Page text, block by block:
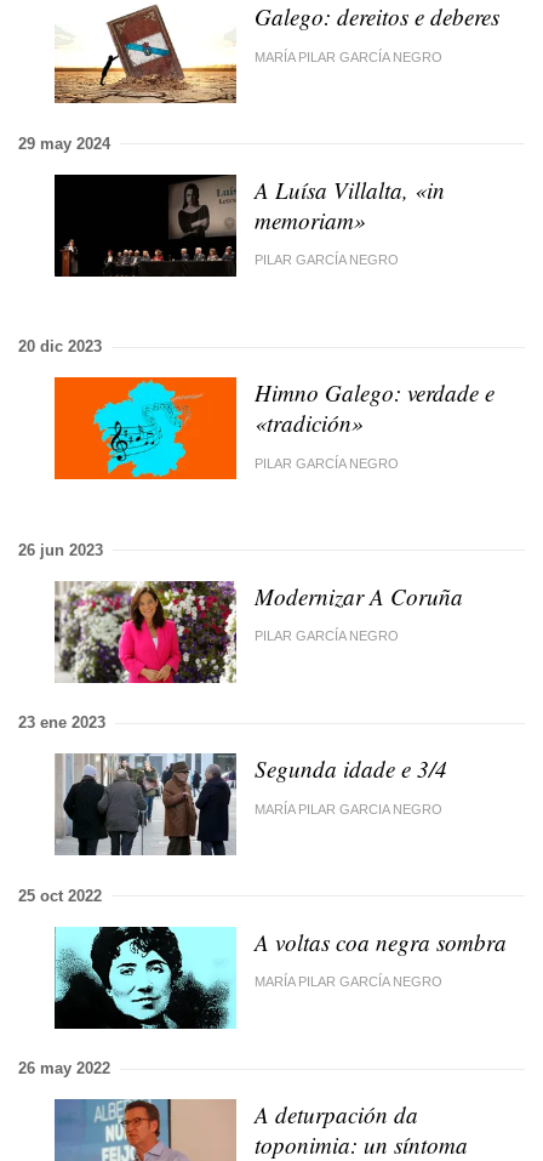
Galego: dereitos e deberes
MARÍA PILAR GARCÍA NEGRO
29 may 2024
A Luísa Villalta, «in
memoriam»
PILAR GARCÍA NEGRO
20 dic 2023
Himno Galego: verdade e
«tradición»
PILAR GARCÍA NEGRO
26 jun 2023
Modernizar A Coruña
PILAR GARCÍA NEGRO
23 ene 2023
Segunda idade e 3/4
MARÍA PILAR GARCIA NEGRO
25 oct 2022
A voltas coa negra sombra
MARÍA PILAR GARCÍA NEGRO
26 may 2022
A deturpación da
toponimia: un síntoma